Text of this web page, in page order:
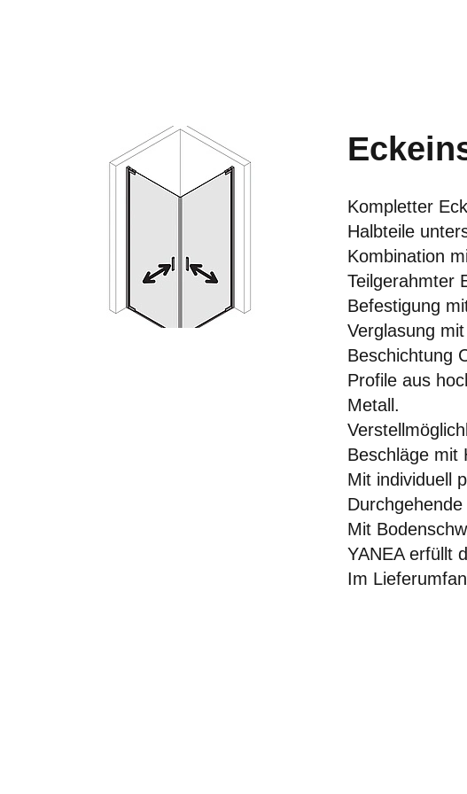
Kompletter
Halbteile
Kombination
Teilgerahmter
Befestigung
Verglasung
Beschichtung
Profile aus
Metall.
Beschläge mit
Mit individuell
Mit
YANEA erfüllt
Im